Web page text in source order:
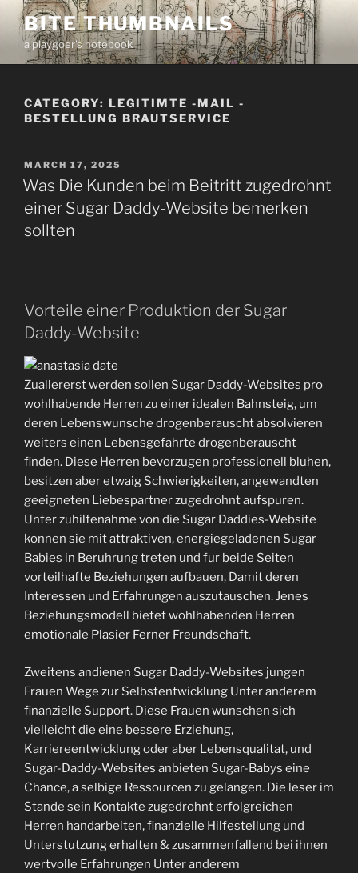
Skip
content
BITE THUMBNAILS
a playgoer's notebook
CATEGORY: LEGITIMTE -MAIL -
BESTELLUNG BRAUTSERVICE
POSTED
ON
MARCH 17, 2025
Was Die Kunden beim Beitritt zugedrohnt
einer Sugar Daddy-Website bemerken
sollten
Vorteile einer Produktion der Sugar
Daddy-Website
Zuallererst werden sollen Sugar Daddy-Websites pro
wohlhabende Herren zu einer idealen Bahnsteig, um
deren Lebenswunsche drogenberauscht absolvieren
weiters einen Lebensgefahrte drogenberauscht
finden. Diese Herren bevorzugen professionell bluhen,
besitzen aber etwaig Schwierigkeiten, angewandten
geeigneten Liebespartner zugedrohnt aufspuren.
Unter zuhilfenahme von die Sugar Daddies-Website
konnen sie mit attraktiven, energiegeladenen Sugar
Babies in Beruhrung treten und fur beide Seiten
vorteilhafte Beziehungen aufbauen, Damit deren
Interessen und Erfahrungen auszutauschen. Jenes
Beziehungsmodell bietet wohlhabenden Herren
emotionale Plasier Ferner Freundschaft.
Zweitens andienen Sugar Daddy-Websites jungen
Frauen Wege zur Selbstentwicklung Unter anderem
finanzielle Support. Diese Frauen wunschen sich
vielleicht die eine bessere Erziehung,
Karriereentwicklung oder aber Lebensqualitat, und
Sugar-Daddy-Websites anbieten Sugar-Babys eine
Chance, a selbige Ressourcen zu gelangen. Die leser im
Stande sein Kontakte zugedrohnt erfolgreichen
Herren handarbeiten, finanzielle Hilfestellung und
Unterstutzung erhalten & zusammenfallend bei ihnen
wertvolle Erfahrungen Unter anderem